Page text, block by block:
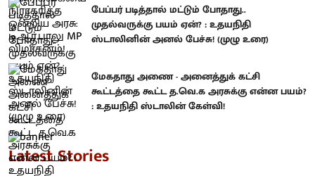
பேப்பர் படித்தால் மட்டும் போதாது..
முதல்வருக்கு பயம் ஏன்? : உதயநிதி
ஸ்டாலினின் அனல் பேச்சு! (முழு உரை)
மேகதாது அணை - அனைத்துக் கட்சி
கூட்டத்தை கூட்ட த.வெ.க அரசுக்கு என்ன பயம்?
: உதயநிதி ஸ்டாலின் கேள்வி!
Latest Stories